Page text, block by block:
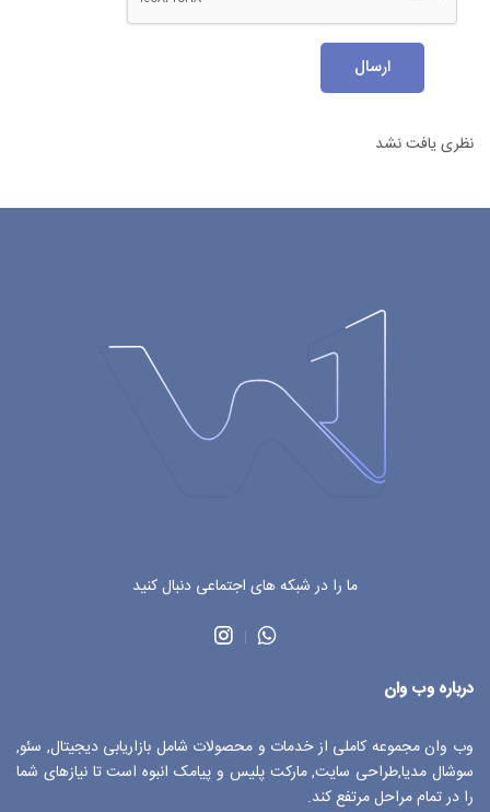
ارسال
نظری یافت نشد
درباره وب وان
وب وان مجموعه کاملی از خدمات و محصولات شامل بازاریابی دیجیتال, سئو,
سوشال مدیا,طراحی سایت, مارکت پلیس و پیامک انبوه است تا نیازهای شما
را در تمام مراحل مرتفع کند.
ما را در شبکه های اجتماعی دنبال کنید